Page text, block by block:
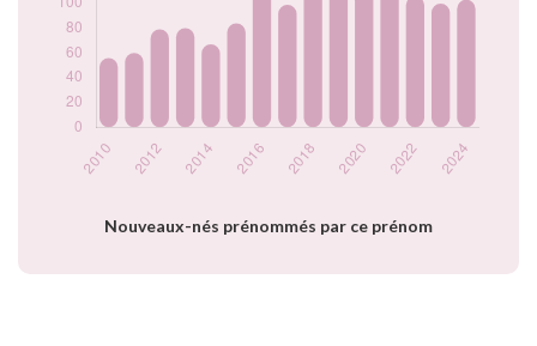
Nouveaux-nés prénommés par ce prénom
Popularité du
116
106
100
103